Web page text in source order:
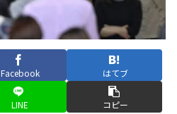
Facebook はてブ
LINE コピー